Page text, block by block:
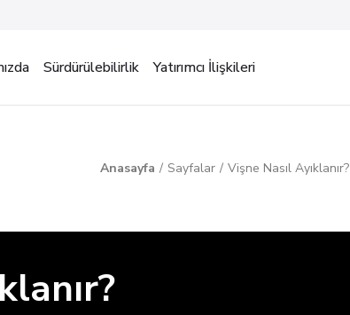
Sürdürülebilirlik Yatırımcı İlişkileri
Anasayfa Sayfalar Vişne Nasıl Ayıklanır?